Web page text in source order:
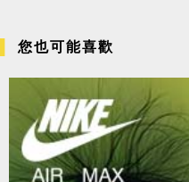
您也可能喜歡